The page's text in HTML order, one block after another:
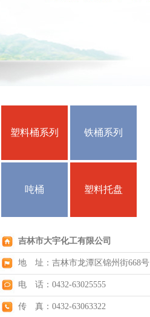
塑料桶系列 铁桶系列
吨桶 塑料托盘
吉林市大宇化工有限公司
地 址：吉林市龙潭区锦州街668号
电 话：0432-63025555
传 真：0432-63063322